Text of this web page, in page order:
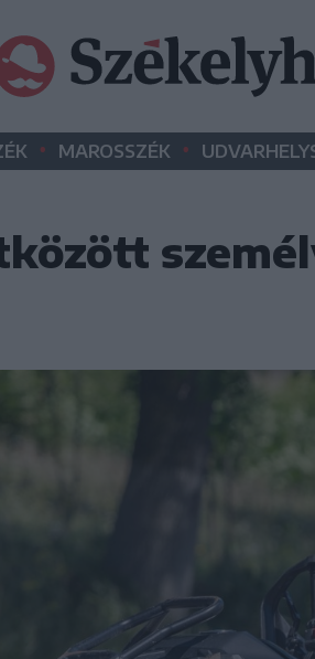
• MAROSSZÉK •